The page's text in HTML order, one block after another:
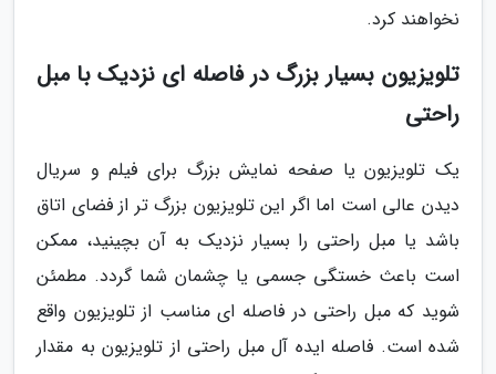
نخواهند کرد.
تلویزیون بسیار بزرگ در فاصله ای نزدیک با مبل
راحتی
یک تلویزیون یا صفحه نمایش بزرگ برای فیلم و سریال
دیدن عالی است اما اگر این تلویزیون بزرگ تر از فضای اتاق
باشد یا مبل راحتی را بسیار نزدیک به آن بچینید، ممکن
است باعث خستگی جسمی یا چشمان شما گردد. مطمئن
شوید که مبل راحتی در فاصله ای مناسب از تلویزیون واقع
شده است. فاصله ایده آل مبل راحتی از تلویزیون به مقدار